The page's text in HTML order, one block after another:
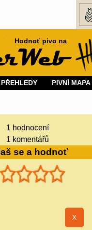
Hodnoť pivo na
PŘEHLEDY PIVNÍ MAPA
1 hodnocení
1 komentářů
se a hodnoť